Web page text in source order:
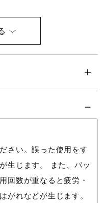
スが先端。トップバ
ヒッター向き）
さい。誤った使用をす
生じます。 また、バッ
回数が重なると疲労・
がれなどが生じます。